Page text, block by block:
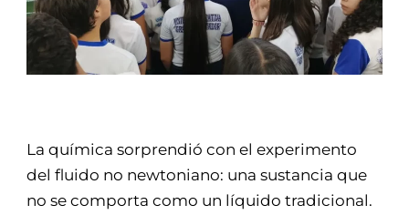
La química sorprendió con el experimento
del fluido no newtoniano: una sustancia que
no se comporta como un líquido tradicional.